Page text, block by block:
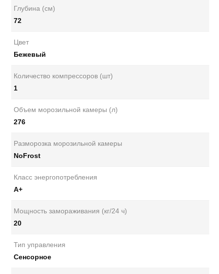
Глубина (см)
72
Цвет
Бежевый
Количество компрессоров (шт)
1
Объем морозильной камеры (л)
276
Разморозка морозильной камеры
NoFrost
Класс энергопотребления
A+
Мощность замораживания (кг/24 ч)
20
Тип управления
Сенсорное